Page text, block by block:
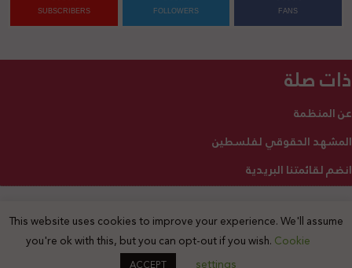
FANS
FOLLOWERS
SUBSCRIBERS
ذات صلة
عن المنظمة
المشهد الحقوقي لفلسطين
انضم لقائمتنا البريدية
2025 © جميع الحقوق محفوظة
This website uses cookies to improve your experience. We'll assume
you're ok with this, but you can opt-out if you wish. Cookie
settings
ACCEPT